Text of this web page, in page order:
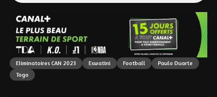
Eliminatoires CAN 2023 Eswatini Football
Paulo Duarte
Togo